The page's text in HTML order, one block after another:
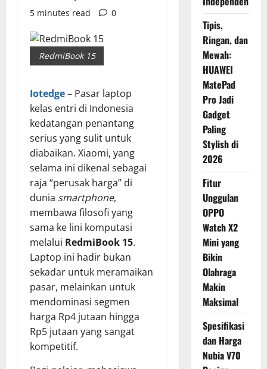
5 minutes read
0
RedmiBook 15
Iotedge– Pasar laptop
kelas entri di Indonesia
kedatangan penantang
serius yang sulit untuk
diabaikan. Xiaomi, yang
selama ini dikenal sebagai
raja “perusak harga” di
dunia smartphone,
membawa filosofi yang
sama ke lini komputasi
melalui RedmiBook 15.
Laptop ini hadir bukan
sekadar untuk meramaikan
pasar, melainkan untuk
mendominasi segmen
harga Rp4 jutaan hingga
Rp5 jutaan yang sangat
kompetitif.
Tipis,
Ringan, dan
Mewah:
HUAWEI
MatePad
Pro Jadi
Gadget
Paling
Stylish di
2026
Fitur
Unggulan
OPPO
Watch X2
Mini yang
Bikin
Olahraga
Makin
Maksimal
Spesifikasi
dan Harga
Nubia V70